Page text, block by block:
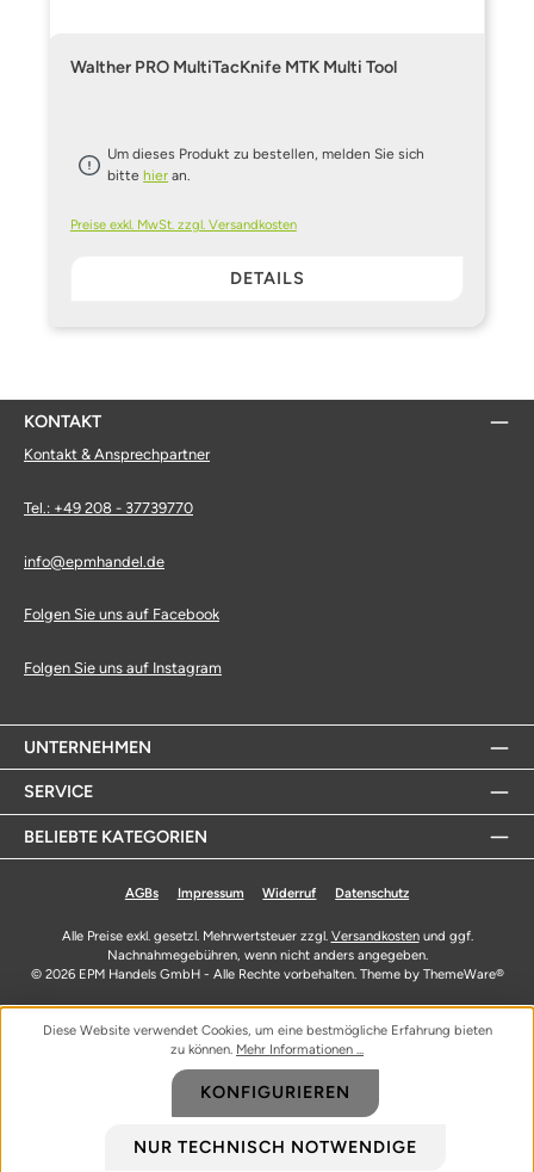
Walther PRO MultiTacKnife MTK Multi Tool
Um dieses Produkt zu bestellen, melden Sie sich
bitte hier an.
Preise exkl. MwSt. zzgl. Versandkosten
DETAILS
KONTAKT
Kontakt & Ansprechpartner
Tel.: +49 208 - 37739770
info@epmhandel.de
Folgen Sie uns auf Facebook
Folgen Sie uns auf Instagram
UNTERNEHMEN
SERVICE
BELIEBTE KATEGORIEN
AGBs Impressum Widerruf Datenschutz
Alle Preise exkl. gesetzl. Mehrwertsteuer zzgl. Versandkostenund ggf.
Nachnahmegebühren, wenn nicht anders angegeben.
© 2026 EPM Handels GmbH - Alle Rechte vorbehalten. Theme by ThemeWare®
Diese Website verwendet Cookies, um eine bestmögliche Erfahrung bieten
zu können. Mehr Informationen ...
NUR TECHNISCH NOTWENDIGE
KONFIGURIEREN